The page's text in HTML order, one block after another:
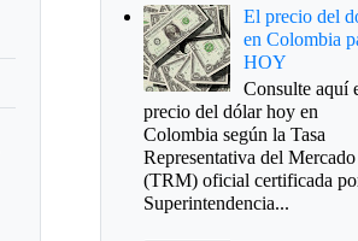
El precio del
en Colombia
HOY
Consulte aquí
precio del dólar hoy en
Colombia según la Tasa
Representativa del Mercado
(TRM) oficial certificada
Superintendencia...